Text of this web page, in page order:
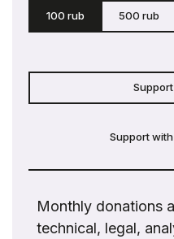
100 rub 500 rub
Support
Monthly donations
technical, legal,